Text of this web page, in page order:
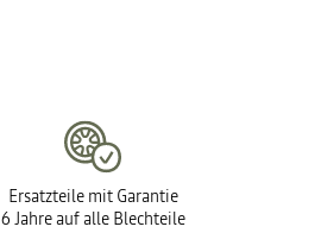
Ersatzteile mit Garantie
6 Jahre auf alle Blechteile